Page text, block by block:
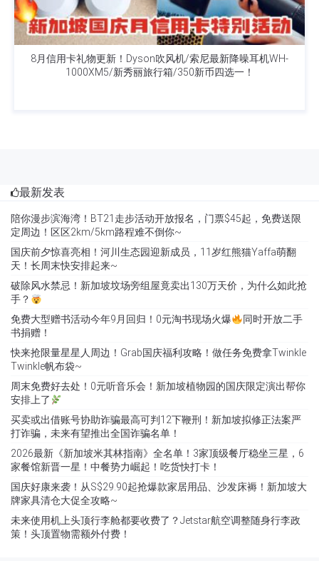
8月信用卡礼物更新！Dyson吹风机/索尼最新降噪耳机WH-
1000XM5/新秀丽旅行箱/350新币四选一！
最新发表
陪你漫步滨海湾！BT21走步活动开放报名，门票$45起，免费送限
定周边！区区2km/5km路程难不倒你~
国庆前夕惊喜亮相！河川生态园迎新成员，11岁红熊猫Yaffa萌翻
天！长周末快安排起来~
破除风水禁忌！新加坡坟场旁组屋竟卖出130万天价，为什么如此抢
手？
免费大型赠书活动今年9月回归！0元淘书现场火爆
同时开放二手
书捐赠！
快来抢限量星星人周边！Grab国庆福利攻略！做任务免费拿Twinkle
Twinkle帆布袋~
周末免费好去处！0元听音乐会！新加坡植物园的国庆限定演出帮你
安排上了
买卖或出借账号协助诈骗最高可判12下鞭刑！新加坡拟修正法案严
打诈骗，未来有望推出全国诈骗名单！
2026最新《新加坡米其林指南》全名单！3家顶级餐厅稳坐三星，6
家餐馆新晋一星！中餐势力崛起！吃货快打卡！
国庆好康来袭！从S$29.90起抢爆款家居用品、沙发床褥！新加坡大
牌家具清仓大促全攻略~
未来使用机上头顶行李舱都要收费了？Jetstar航空调整随身行李政
策！头顶置物需额外付费！